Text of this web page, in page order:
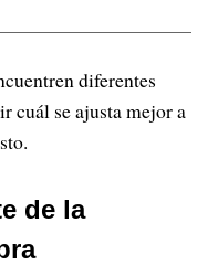
diferentes
cuál se ajusta mejor a
de la